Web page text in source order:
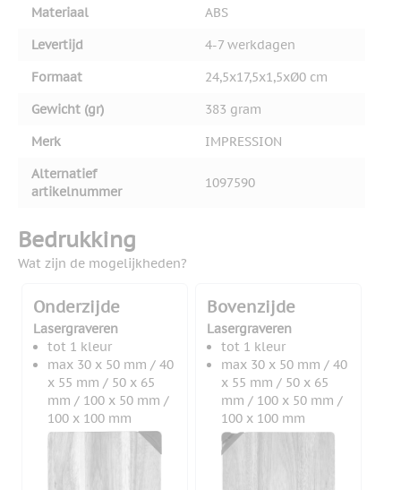
Materiaal
ABS
Levertijd
4-7 werkdagen
Formaat
24,5x17,5x1,5xØ0 cm
Gewicht (gr)
383 gram
Merk
IMPRESSION
Alternatief
artikelnummer
1097590
Bedrukking
Wat zijn de mogelijkheden?
Onderzijde
Lasergraveren
tot 1 kleur
max 30 x 50 mm / 40
x 55 mm / 50 x 65
mm / 100 x 50 mm /
100 x 100 mm
Bovenzijde
Lasergraveren
tot 1 kleur
max 30 x 50 mm / 40
x 55 mm / 50 x 65
mm / 100 x 50 mm /
100 x 100 mm